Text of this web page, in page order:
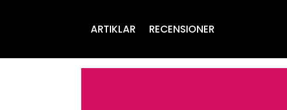
ARTIKLAR RECENSIONER